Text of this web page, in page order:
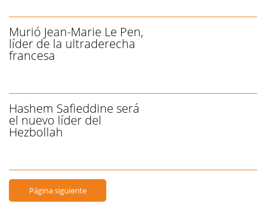
Murió Jean-Marie Le Pen,
líder de la ultraderecha
francesa
Hashem Safieddine será
el nuevo líder del
Hezbollah
Página siguiente